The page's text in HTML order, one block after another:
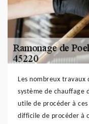
Les nombreux travaux
système de chauffage
utile de procéder à
difficile de procéder à